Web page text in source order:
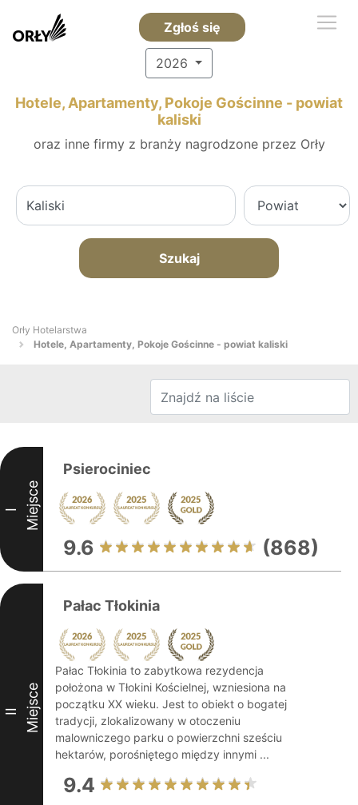
Zgłoś się
2026
Hotele, Apartamenty, Pokoje Gościnne - powiat
kaliski
oraz inne firmy z branży nagrodzone przez Orły
Szukaj
Orły Hotelarstwa
Hotele, Apartamenty, Pokoje Gościnne - powiat kaliski
I Miejsce
Psierociniec
9.6 (868)
II Miejsce
Pałac Tłokinia
Pałac Tłokinia to zabytkowa rezydencja
położona w Tłokini Kościelnej, wzniesiona na
początku XX wieku. Jest to obiekt o bogatej
tradycji, zlokalizowany w otoczeniu
malowniczego parku o powierzchni sześciu
hektarów, porośniętego między innymi ...
9.4